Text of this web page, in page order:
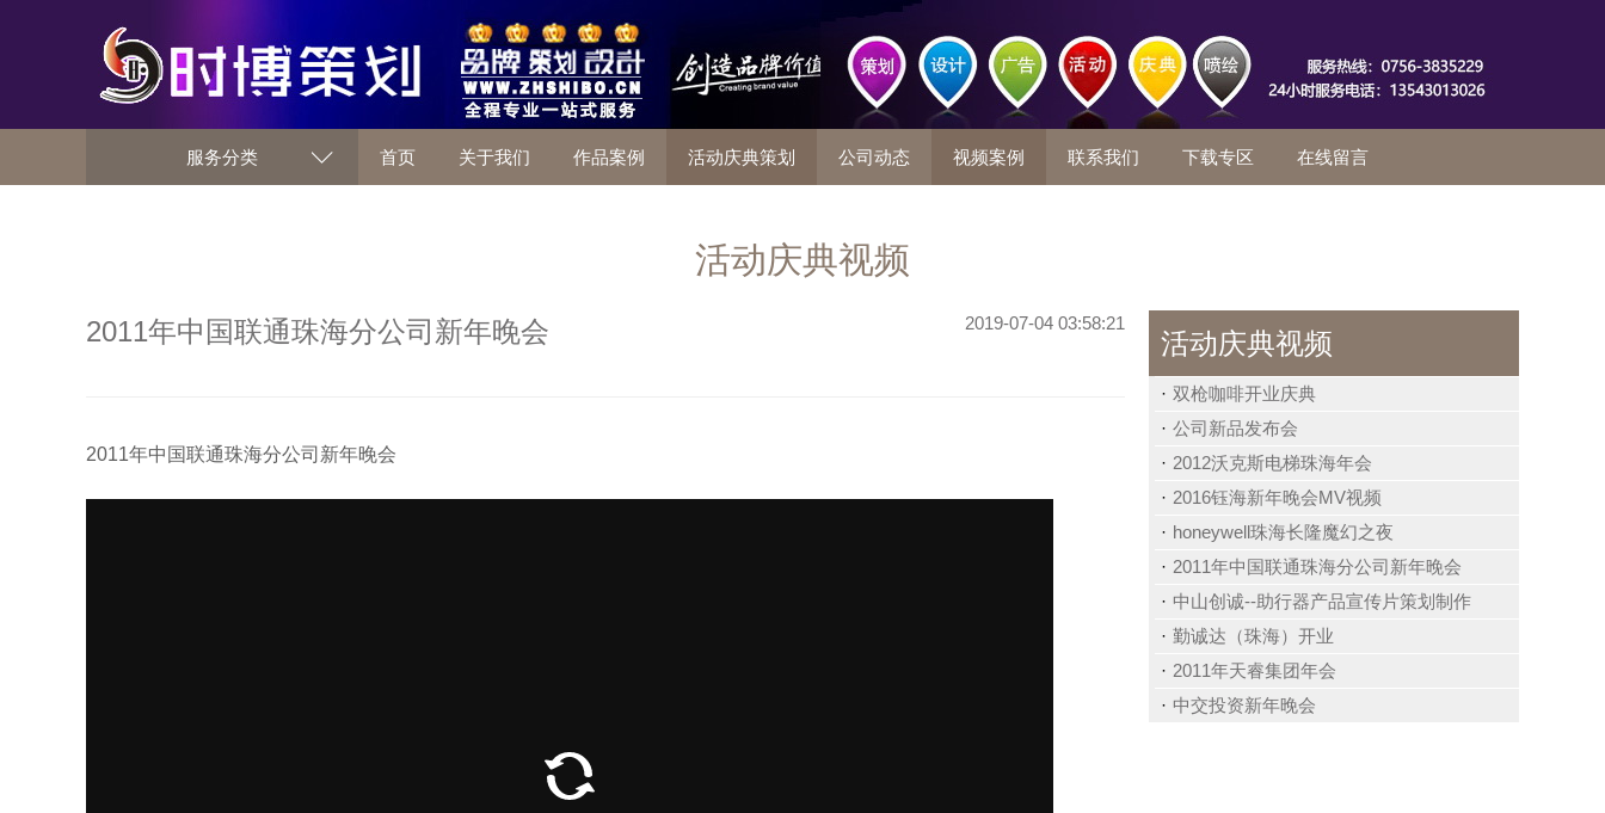
服务分类 首页 关于我们 作品案例 活动庆典策划 公司动态 视频案例 联系我们 下载专区 在线留言
活动庆典视频
活动庆典视频
双枪咖啡开业庆典
公司新品发布会
2012沃克斯电梯珠海年会
2016钰海新年晚会MV视频
honeywell珠海长隆魔幻之夜
2011年中国联通珠海分公司新年晚会
中山创诚--助行器产品宣传片策划制作
勤诚达（珠海）开业
2011年天睿集团年会
中交投资新年晚会
2011年中国联通珠海分公司新年晚会 2019-07-04 03:58:21
2011年中国联通珠海分公司新年晚会